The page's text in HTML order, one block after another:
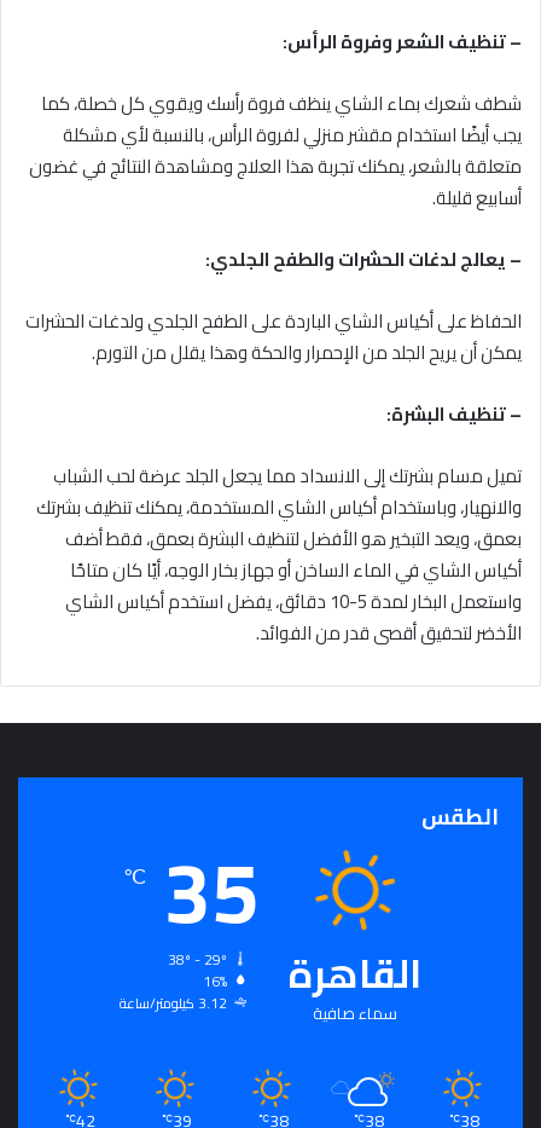
– تنظيف الشعر وفروة الرأس:
شطف شعرك بماء الشاي ينظف فروة رأسك ويقوي كل خصلة، كما
يجب أيضًا استخدام مقشر منزلي لفروة الرأس، بالنسبة لأي مشكلة
متعلقة بالشعر، يمكنك تجربة هذا العلاج ومشاهدة النتائج في غضون
أسابيع قليلة.
– يعالج لدغات الحشرات والطفح الجلدي:
الحفاظ على أكياس الشاي الباردة على الطفح الجلدي ولدغات الحشرات
يمكن أن يريح الجلد من الإحمرار والحكة وهذا يقلل من التورم.
– تنظيف البشرة:
تميل مسام بشرتك إلى الانسداد مما يجعل الجلد عرضة لحب الشباب
والانهيار، وباستخدام أكياس الشاي المستخدمة، يمكنك تنظيف بشرتك
بعمق، ويعد التبخير هو الأفضل لتنظيف البشرة بعمق، فقط أضف
أكياس الشاي في الماء الساخن أو جهاز بخار الوجه، أيًا كان متاحًا
واستعمل البخار لمدة 5-10 دقائق، يفضل استخدم أكياس الشاي
الأخضر لتحقيق أقصى قدر من الفوائد.
الطقس
القاهرة
سماء صافية
35
℃
16%
3.12 كيلومتر/ساعة
38
℃
38
℃
38
℃
39
℃
42
℃